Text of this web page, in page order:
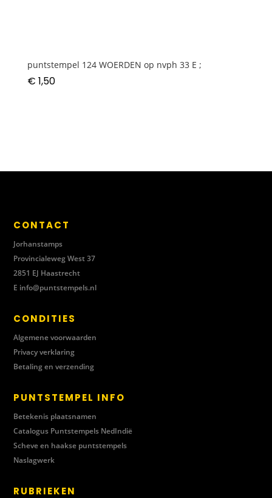
puntstempel 124 WOERDEN op nvph 33 E ;
€ 1,50
CONTACT
Jorhanstamps
Provincialeweg West 37
2851 EJ Haastrecht
E info@puntstempels.nl
CONDITIES
Algemene voorwaarden
Privacy verklaring
Betaling en verzending
PUNTSTEMPEL INFO
Betekenis plaatsnamen
Catalogus Puntstempels NedIndië
Scheve en haakse puntstempels
Naslagwerk
RUBRIEKEN